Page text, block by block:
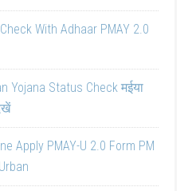
With Adhaar PMAY 2.0
Yojana Status Check मईया
Apply PMAY-U 2.0 Form PM